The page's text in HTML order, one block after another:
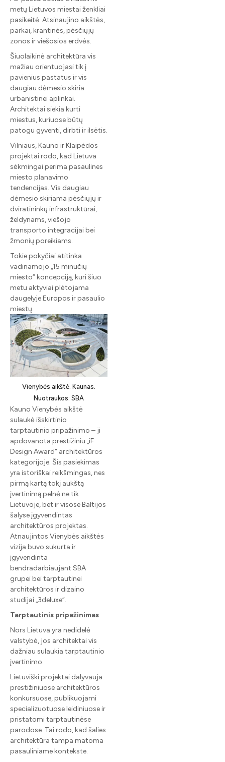
metų Lietuvos miestai ženkliai
pasikeitė. Atsinaujino aikštės,
parkai, krantinės, pėsčiųjų
zonos ir viešosios erdvės.
Šiuolaikinė architektūra vis
mažiau orientuojasi tik į
pavienius pastatus ir vis
daugiau dėmesio skiria
urbanistinei aplinkai.
Architektai siekia kurti
miestus, kuriuose būtų
patogu gyventi, dirbti ir ilsėtis.
Vilniaus, Kauno ir Klaipėdos
projektai rodo, kad Lietuva
sėkmingai perima pasaulines
miesto planavimo
tendencijas. Vis daugiau
dėmesio skiriama pėsčiųjų ir
dviratininkų infrastruktūrai,
želdynams, viešojo
transporto integracijai bei
žmonių poreikiams.
Tokie pokyčiai atitinka
vadinamojo „15 minučių
miesto“ koncepciją, kuri šiuo
metu aktyviai plėtojama
daugelyje Europos ir pasaulio
miestų.
Vienybės aikštė. Kaunas.
Nuotraukos: SBA
Kauno Vienybės aikštė
sulaukė išskirtinio
tarptautinio pripažinimo – ji
apdovanota prestižiniu „iF
Design Award“ architektūros
kategorijoje. Šis pasiekimas
yra istoriškai reikšmingas, nes
pirmą kartą tokį aukštą
įvertinimą pelnė ne tik
Lietuvoje, bet ir visose Baltijos
šalyse įgyvendintas
architektūros projektas.
Atnaujintos Vienybės aikštės
vizija buvo sukurta ir
įgyvendinta
bendradarbiaujant SBA
grupei bei tarptautinei
architektūros ir dizaino
studijai „3deluxe“.
Tarptautinis pripažinimas
Nors Lietuva yra nedidelė
valstybė, jos architektai vis
dažniau sulaukia tarptautinio
įvertinimo.
Lietuviški projektai dalyvauja
prestižiniuose architektūros
konkursuose, publikuojami
specializuotuose leidiniuose ir
pristatomi tarptautinėse
parodose. Tai rodo, kad šalies
architektūra tampa matoma
pasauliniame kontekste.